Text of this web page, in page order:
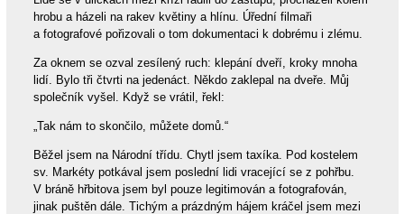
hrobu a házeli na rakev květiny a hlínu. Úřední filmaři
a fotografové pořizovali o tom dokumentaci k dobrému i zlému.
Za oknem se ozval zesílený ruch: klepání dveří, kroky mnoha
lidí. Bylo tři čtvrti na jedenáct. Někdo zaklepal na dveře. Můj
společník vyšel. Když se vrátil, řekl:
„Tak nám to skončilo, můžete domů.“
Běžel jsem na Národní třídu. Chytl jsem taxíka. Pod kostelem
sv. Markéty potkával jsem poslední lidi vracející se z pohřbu.
V bráně hřbitova jsem byl pouze legitimován a fotografován,
jinak puštěn dále. Tichým a prázdným hájem kráčel jsem mezi